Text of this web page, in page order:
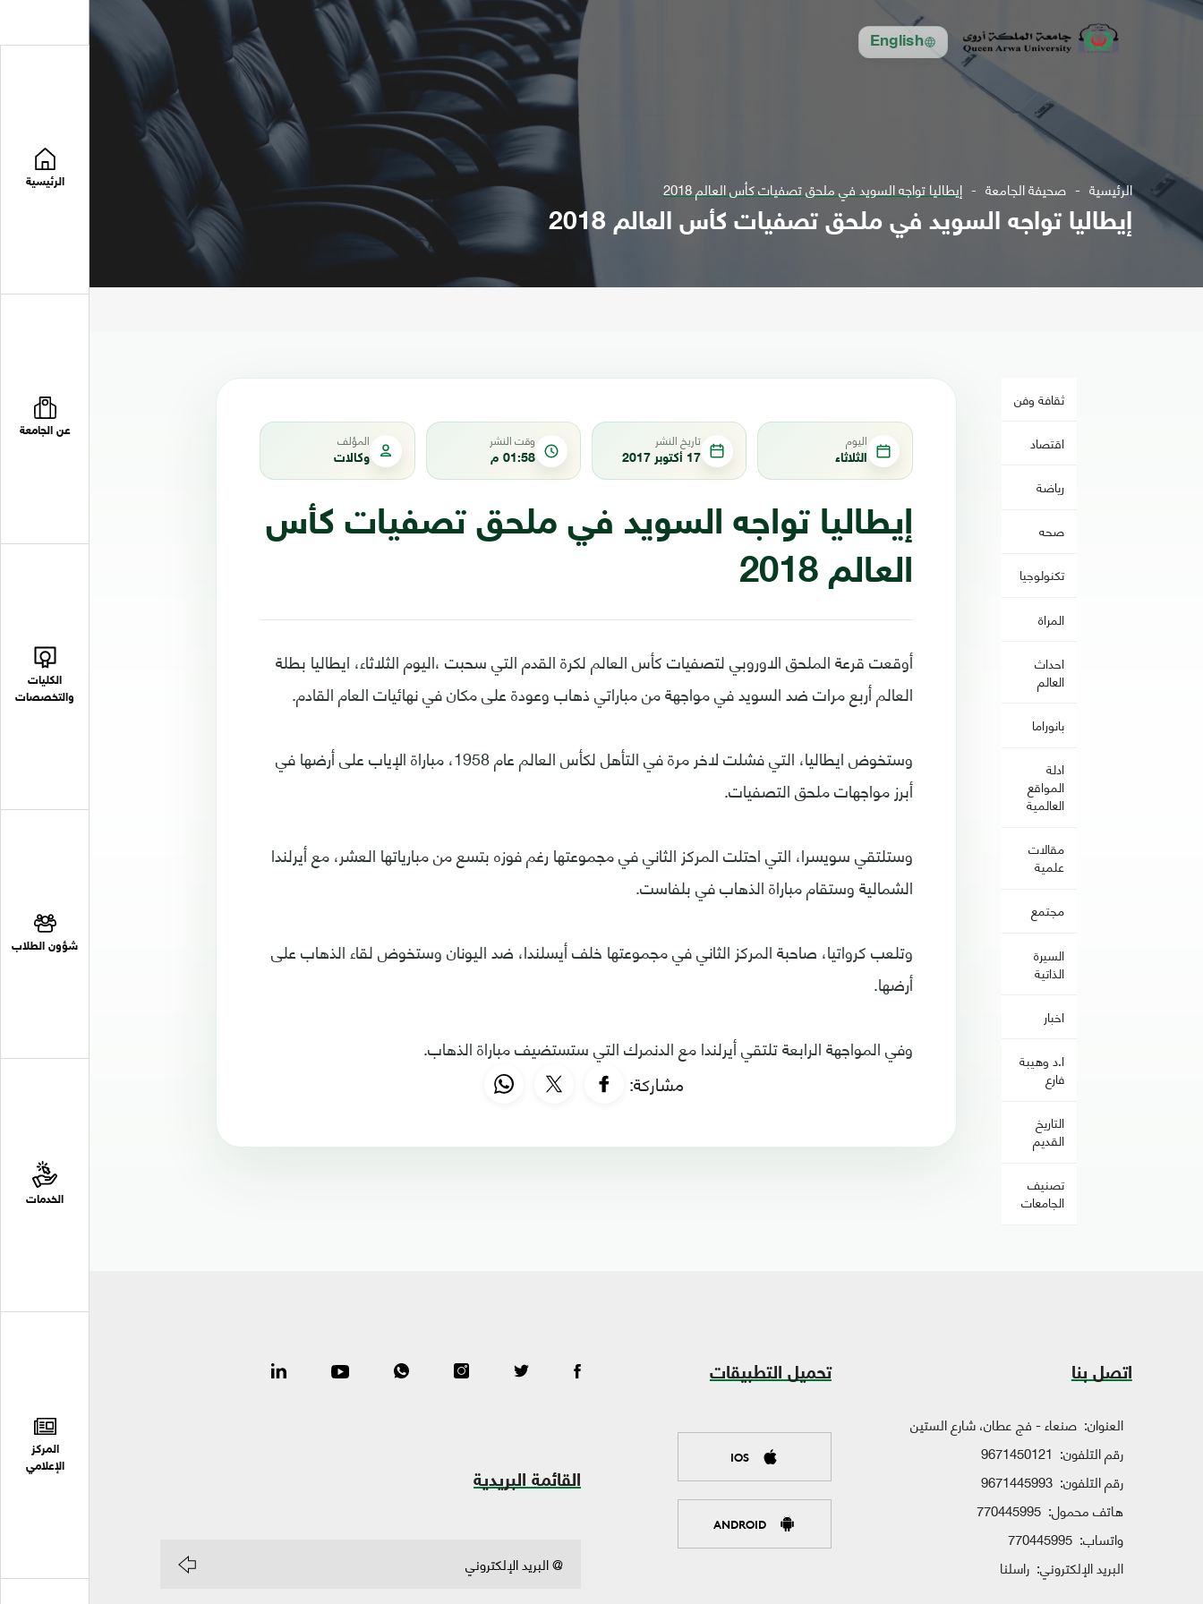
English
الرئيسية
عن الجامعة
الكليات
والتخصصات
شؤون الطلاب
الخدمات
المركز
الإعلامي
الرئيسية صحيفة الجامعة إيطاليا تواجه السويد في ملحق تصفيات كأس العالم 2018
إيطاليا تواجه السويد في ملحق تصفيات كأس العالم 2018
ثقافة وفن
اقتصاد
رياضة
صحه
تكنولوجيا
المراة
احداث
العالم
بانوراما
ادلة
المواقع
العالمية
مقالات
علمية
مجتمع
السيرة
الذاتية
اخبار
ا.د وهيبة
فارع
التاريخ
القديم
تصنيف
الجامعات
اليوم
الثلاثاء
تاريخ النشر
17 أكتوبر 2017
وقت النشر
01:58 م
المؤلف
وكالات
إيطاليا تواجه السويد في ملحق تصفيات كأس
العالم 2018
أوقعت قرعة الملحق الاوروبي لتصفيات كأس العالم لكرة القدم التي سحبت ،اليوم الثلاثاء، ايطاليا بطلة
العالم أربع مرات ضد السويد في مواجهة من مباراتي ذهاب وعودة على مكان في نهائيات العام القادم.
وستخوض ايطاليا، التي فشلت لاخر مرة في التأهل لكأس العالم عام 1958، مباراة الإياب على أرضها في
أبرز مواجهات ملحق التصفيات.
وستلتقي سويسرا، التي احتلت المركز الثاني في مجموعتها رغم فوزه بتسع من مبارياتها العشر، مع أيرلندا
الشمالية وستقام مباراة الذهاب في بلفاست.
وتلعب كرواتيا، صاحبة المركز الثاني في مجموعتها خلف أيسلندا، ضد اليونان وستخوض لقاء الذهاب على
أرضها.
وفي المواجهة الرابعة تلتقي أيرلندا مع الدنمرك التي ستستضيف مباراة الذهاب.
مشاركة:
اتصل بنا
العنوان: صنعاء - فج عطان، شارع الستين
رقم التلفون: 9671450121
رقم التلفون: 9671445993
هاتف محمول: 770445995
واتساب: 770445995
البريد الإلكتروني: راسلنا
تحميل التطبيقات
IOS
ANDROID
القائمة البريدية